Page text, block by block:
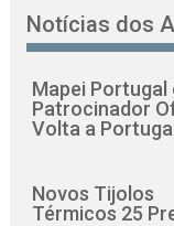
Notícias dos
Mapei Portugal
Patrocinador
Volta a
Novos Tijolos
Térmicos 25